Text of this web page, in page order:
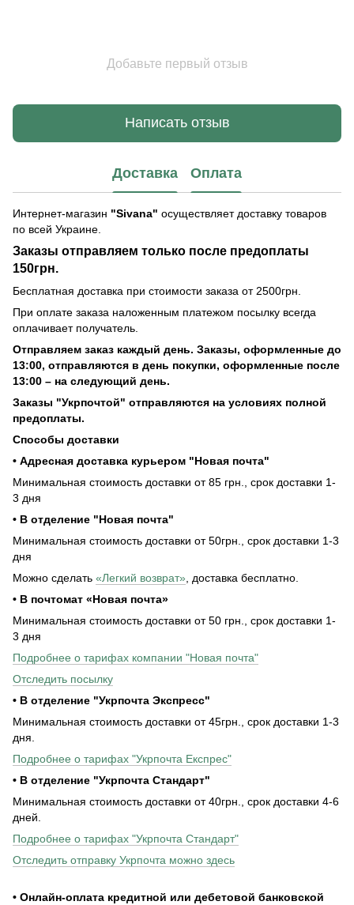
Добавьте первый отзыв
Написать отзыв
Доставка Оплата
Интернет-магазин "Sivana" осуществляет доставку товаров
по всей Украине.
Заказы отправляем только после предоплаты
150грн.
Бесплатная доставка при стоимости заказа от 2500грн.
При оплате заказа наложенным платежом посылку всегда
оплачивает получатель.
Отправляем заказ каждый день. Заказы, оформленные до
13:00, отправляются в день покупки, оформленные после
13:00 – на следующий день.
Заказы "Укрпочтой" отправляются на условиях полной
предоплаты.
Способы доставки
• Адресная доставка курьером "Новая почта"
Минимальная стоимость доставки от 85 грн., срок доставки 1-
3 дня
• В отделение "Новая почта"
Минимальная стоимость доставки от 50грн., срок доставки 1-3
дня
Можно сделать «Легкий возврат» , доставка бесплатно.
• В почтомат «Новая почта»
Минимальная стоимость доставки от 50 грн., срок доставки 1-
3 дня
Подробнее о тарифах компании "Новая почта"
Отследить посылку
• В отделение "Укрпочта Экспресс"
Минимальная стоимость доставки от 45грн., срок доставки 1-3
дня.
Подробнее о тарифах "Укрпочта Експрес"
• В отделение "Укрпочта Стандарт"
Минимальная стоимость доставки от 40грн., срок доставки 4-6
дней.
Подробнее о тарифах "Укрпочта Стандарт"
Отследить отправку Укрпочта можно здесь
• Онлайн-оплата кредитной или дебетовой банковской